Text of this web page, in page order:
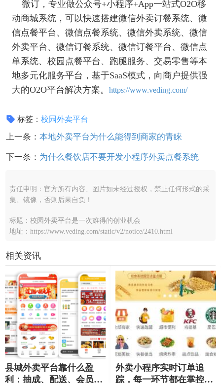
微订，专业做公众号+小程序+App一站式O2O移
动商城系统，可以快速搭建微信外卖订餐系统、微
信点餐平台、微信点餐系统、微信外卖系统、微信
外卖平台、微信订餐系统、微信订餐平台、微信点
单系统、校园点餐平台、跑腿服务、交易零售等本
地多元化服务平台，基于SaaS模式，向商户提供强
大的O2O平台解决方案。 https://www.veding.com/
标签：校园外卖平台
上一条： 本地外卖平台为什么能得到商家的青睐
下一条： 为什么餐饮店不要开发小程序外卖点餐系统
责任申明：官方所有内容、图片如未经过授权，禁止任何形式的采
集、镜像，否则后果自负！
标题：校园外卖平台是一次难得的创业机会
地址：https://www.veding.com/static/v2/notice/2410.html
相关资讯
县城外卖平台靠什么盈
利：抽成、配送、会员和
外卖小程序实时订单追
踪，每一环节都在掌控安